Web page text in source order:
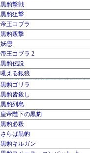
黒豹撃戦
黒豹狙撃
帝王コブラ
黒豹叛撃
妖戀
帝王コブラ 2
黒豹伝説
吼える銀狼
黒豹ゴリラ
黒豹皆殺し
黒豹列島
皇帝陛下の黒豹
黒豹必殺
さらば黒豹
黒豹キルガン